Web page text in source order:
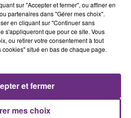
du centre-ville
est contraint de
sur "Accepter et fermer", ou affiner en
partenaires dans "Gérer mes choix".
en cliquant sur "Continuer sans
s'appliqueront que pour ce site. Vous
ou retirer votre consentement à tout
situé en bas de chaque page.
mes choix
et fermer